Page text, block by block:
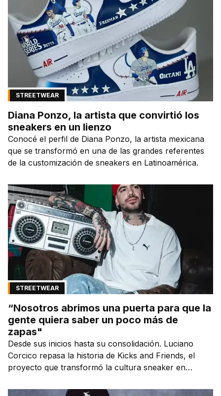
STREETWEAR
Diana Ponzo, la artista que convirtió los
sneakers en un lienzo
Conocé el perfil de Diana Ponzo, la artista mexicana
que se transformó en una de las grandes referentes
de la customización de sneakers en Latinoamérica.
STREETWEAR
“Nosotros abrimos una puerta para que la
gente quiera saber un poco más de
zapas"
Desde sus inicios hasta su consolidación. Luciano
Corcico repasa la historia de Kicks and Friends, el
proyecto que transformó la cultura sneaker en